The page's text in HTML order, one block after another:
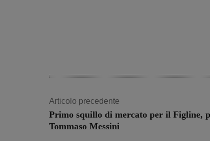
Articolo precedente
Primo squillo di mercato per il Figline,
Tommaso Messini